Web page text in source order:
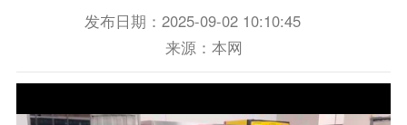
发布日期：2025-09-02 10:10:45
来源：本网